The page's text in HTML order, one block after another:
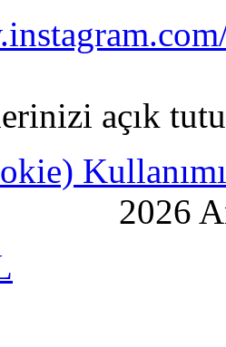
açık
2026